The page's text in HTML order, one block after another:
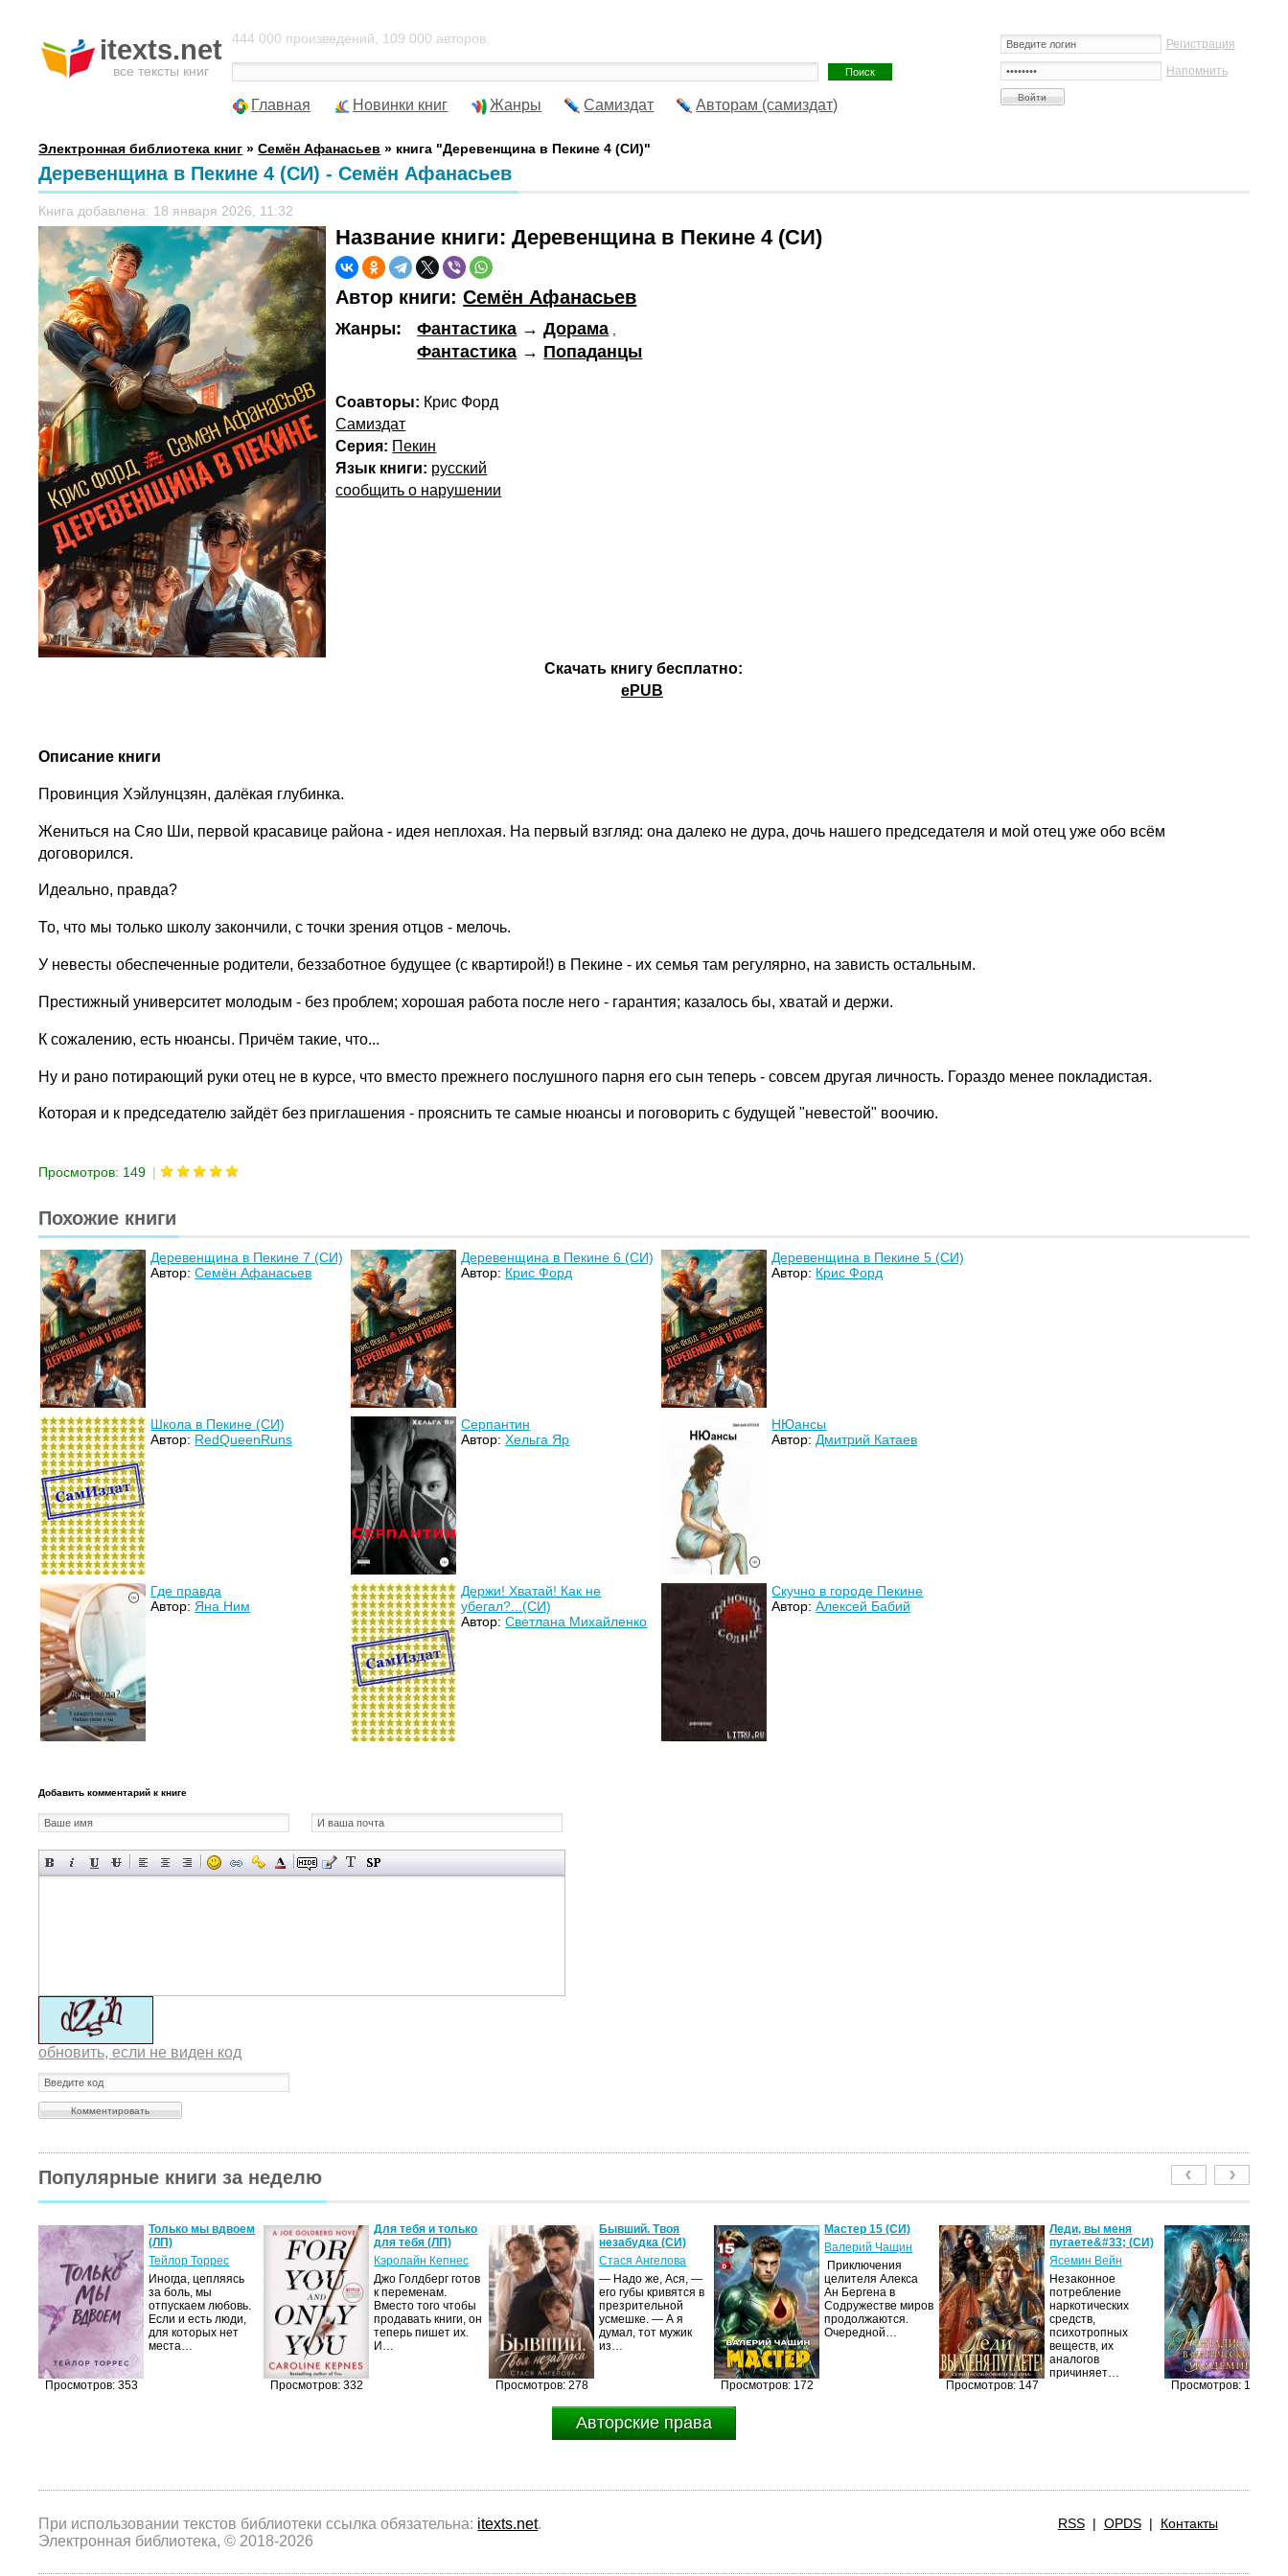
itexts.net
все тексты книг
Регистрация
Напомнить
444 000 произведений, 109 000 авторов.
Главная Новинки книг Жанры Самиздат Авторам (самиздат)
Электронная библиотека книг »Семён Афанасьев » книга "Деревенщина в Пекине 4 (СИ)"
Деревенщина в Пекине 4 (СИ) - Семён Афанасьев
Книга добавлена: 18 января 2026, 11:32
Название книги:Деревенщина в Пекине 4 (СИ)
Автор книги:Семён Афанасьев
Жанры: Фантастика →Дорама
Фантастика → Попаданцы
Соавторы: Крис Форд
Самиздат
Серия: Пекин
Язык книги: русский
сообщить о нарушении
Скачать книгу бесплатно:
ePUB
Описание книги
Провинция Хэйлунцзян, далёкая глубинка.
Жениться на Сяо Ши, первой красавице района - идея неплохая. На первый взгляд: она далеко не дура, дочь нашего председателя и мой отец уже обо всём
договорился.
Идеально, правда?
То, что мы только школу закончили, с точки зрения отцов - мелочь.
У невесты обеспеченные родители, беззаботное будущее (с квартирой!) в Пекине - их семья там регулярно, на зависть остальным.
Престижный университет молодым - без проблем; хорошая работа после него - гарантия; казалось бы, хватай и держи.
К сожалению, есть нюансы. Причём такие, что...
Ну и рано потирающий руки отец не в курсе, что вместо прежнего послушного парня его сын теперь - совсем другая личность. Гораздо менее покладистая.
Которая и к председателю зайдёт без приглашения - прояснить те самые нюансы и поговорить с будущей "невестой" воочию.
Просмотров: 149 |
Похожие книги
Деревенщина в Пекине 7 (СИ)
Автор:Семён Афанасьев
Деревенщина в Пекине 6 (СИ)
Автор: Крис Форд
Деревенщина в Пекине 5 (СИ)
Автор: Крис Форд
Школа в Пекине (СИ)
Автор: RedQueenRuns
Серпантин
Автор:Хельга Яр
НЮансы
Автор: Дмитрий Катаев
Где правда
Автор: Яна Ним
Держи! Хватай! Как не
убегал?...(СИ)
Автор:Светлана Михайленко
Скучно в городе Пекине
Автор:Алексей Бабий
Добавить комментарий к книге
обновить, если не виден код
Популярные книги за неделю
Просмотров: 353
Только мы вдвоем
(ЛП)
Тейлор Торрес
Иногда, цепляясь
за боль, мы
отпускаем любовь.
Если и есть люди,
для которых нет
места…
Просмотров: 332
Для тебя и только
для тебя (ЛП)
Кэролайн Кепнес
Джо Голдберг готов
к переменам.
Вместо того чтобы
продавать книги, он
теперь пишет их.
И…
Просмотров: 278
Бывший. Твоя
незабудка (СИ)
Стася Ангелова
— Надо же, Ася, —
его губы кривятся в
презрительной
усмешке. — А я
думал, тот мужик
из…
Просмотров: 172
Мастер 15 (СИ)
Валерий Чащин
Приключения
целителя Алекса
Ан Бергена в
Содружестве миров
продолжаются.
Очередной…
Просмотров: 147
Леди, вы меня
пугаете&#33; (СИ)
Ясемин Вейн
Незаконное
потребление
наркотических
средств,
психотропных
веществ, их
аналогов
причиняет…
Просмотров: 141
Авторские права
При использовании текстов библиотеки ссылка обязательна: itexts.net.
Электронная библиотека, © 2018-2026
RSS| OPDS| Контакты